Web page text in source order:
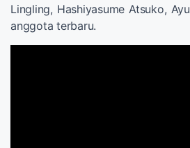
Lingling, Hashiyasume Atsuko,
anggota terbaru.